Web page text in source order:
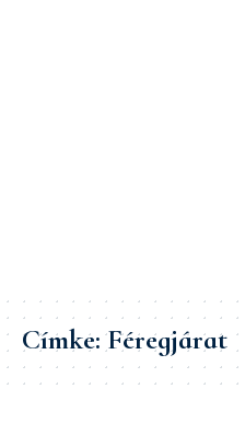
Címke:Féregjárat